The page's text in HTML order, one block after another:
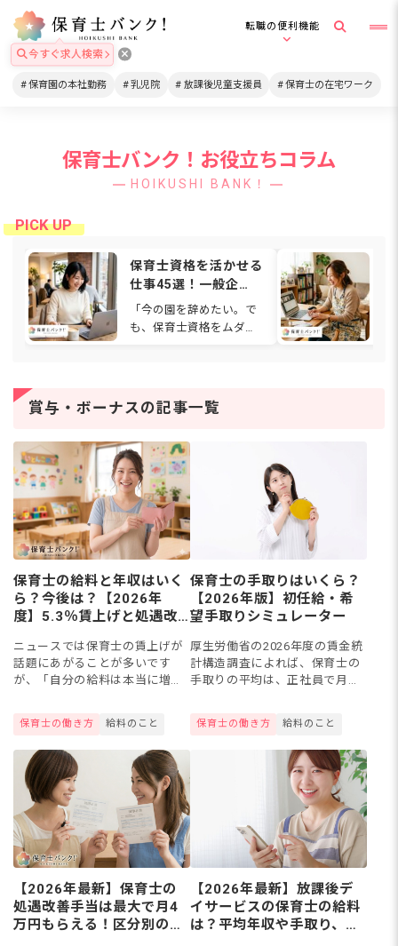
転職の便利機能
今すぐ求人検索
保育園の本社勤務 乳児院 放課後児童支援員 保育士の在宅ワーク
保育士バンク！お役立ちコラム
HOIKUSHI BANK！
保育士資格を活かせる
仕事45選！一般企
業・在宅・福祉など働
ける場所を解説
「今の園を辞めたい。で
も、保育士資格をムダに
の道を考える保育士さん
は少なくありません。保
賞与・ボーナスの記事一覧
保育士の給料と年収はいく
ら？今後は？【2026年
度】5.3％賃上げと処遇改
ニュースでは保育士の賃上げが
話題にあがることが多いです
が、「自分の給料は本当に増え
き上げが決まり、正社員の平均
年収は約427万円、パート時...
保育士の働き方 給料のこと
保育士の手取りはいくら？
【2026年版】初任給・希
望手取りシミュレーター
厚生労働省の2026年度の賃金統
計構造調査によれば、保育士の
手取りの平均は、正社員で月約
万円程度。「手取りが少ない気
がする」「自分は平...
保育士の働き方 給料のこと
【2026年最新】保育士の
処遇改善手当は最大で月4
万円もらえる！区分別の金
【2026年最新】放課後デ
イサービスの保育士の給料
は？平均年収や手取り、保